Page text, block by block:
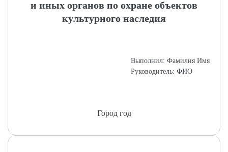
и иных органов по охране объектов
культурного наследия
Выполнил: Фамилия Имя
Руководитель: ФИО
Город год